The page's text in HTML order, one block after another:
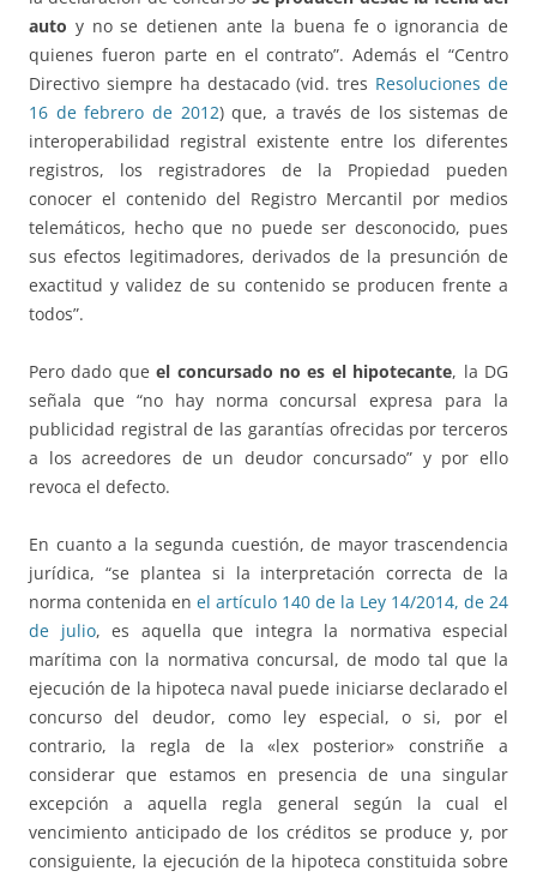
auto y no se detienen ante la buena fe o ignorancia de
quienes fueron parte en el contrato”. Además el “Centro
Directivo siempre ha destacado (vid. tres Resoluciones de
16 de febrero de 2012) que, a través de los sistemas de
interoperabilidad registral existente entre los diferentes
registros, los registradores de la Propiedad pueden
conocer el contenido del Registro Mercantil por medios
telemáticos, hecho que no puede ser desconocido, pues
sus efectos legitimadores, derivados de la presunción de
exactitud y validez de su contenido se producen frente a
todos”.
Pero dado queel concursado no es el hipotecante, la DG
señala que “no hay norma concursal expresa para la
publicidad registral de las garantías ofrecidas por terceros
a los acreedores de un deudor concursado” y por ello
revoca el defecto.
En cuanto a la segunda cuestión, de mayor trascendencia
jurídica, “se plantea si la interpretación correcta de la
norma contenida en el artículo 140 de la Ley 14/2014, de 24
de julio, es aquella que integra la normativa especial
marítima con la normativa concursal, de modo tal que la
ejecución de la hipoteca naval puede iniciarse declarado el
concurso del deudor, como ley especial, o si, por el
contrario, la regla de la «lex posterior» constriñe a
considerar que estamos en presencia de una singular
excepción a aquella regla general según la cual el
vencimiento anticipado de los créditos se produce y, por
consiguiente, la ejecución de la hipoteca constituida sobre